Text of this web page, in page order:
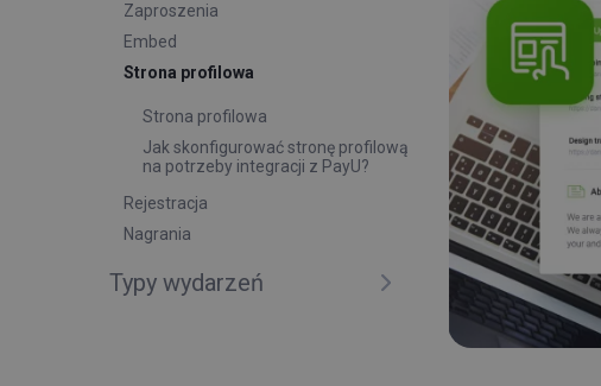
Zaproszenia
Embed
Strona profilowa
Strona profilowa
Jak skonfigurować stronę profilową
na potrzeby integracji z PayU?
Rejestracja
Nagrania
Typy wydarzeń